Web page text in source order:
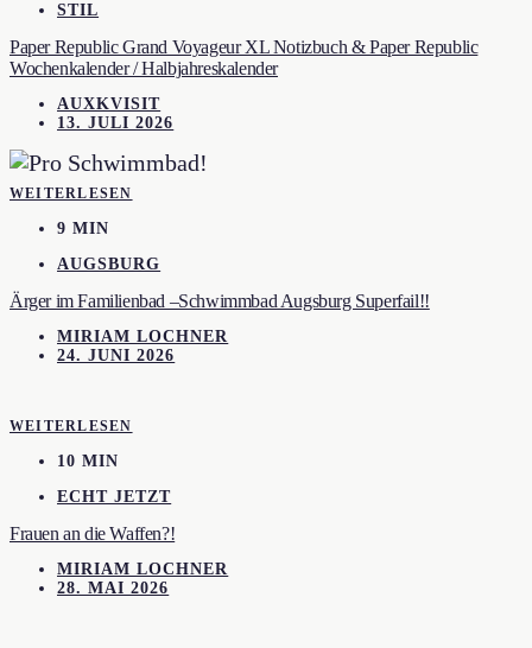
STIL
Paper Republic Grand Voyageur XL Notizbuch & Paper Republic
Wochenkalender / Halbjahreskalender
AUXKVISIT
13. JULI 2026
WEITERLESEN
9 MIN
AUGSBURG
Ärger im Familienbad –Schwimmbad Augsburg Superfail!!
MIRIAM LOCHNER
24. JUNI 2026
WEITERLESEN
10 MIN
ECHT JETZT
Frauen an die Waffen?!
MIRIAM LOCHNER
28. MAI 2026